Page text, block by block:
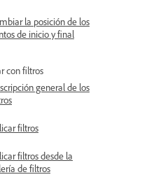
la posición de los
de inicio y final
con filtros
general de los
filtros
filtros desde la
de filtros